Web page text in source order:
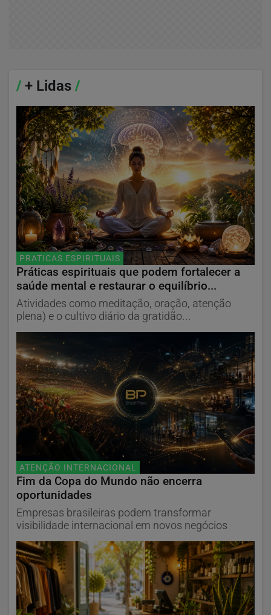
/ + Lidas /
PRATICAS ESPIRITUAIS
Práticas espirituais que podem fortalecer a
saúde mental e restaurar o equilíbrio...
Atividades como meditação, oração, atenção
plena) e o cultivo diário da gratidão...
ATENÇÃO INTERNACIONAL
Fim da Copa do Mundo não encerra
oportunidades
Empresas brasileiras podem transformar
visibilidade internacional em novos negócios